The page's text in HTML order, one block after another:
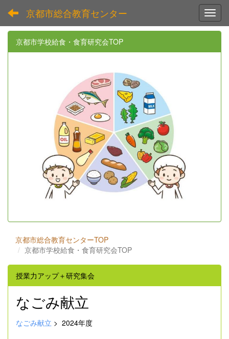
京都市総合教育センター
京都市学校給食・食育研究会TOP
京都市総合教育センターTOP
京都市学校給食・食育研究会TOP
授業力アップ＋研究集会
なごみ献立
なごみ献立 > 2024年度